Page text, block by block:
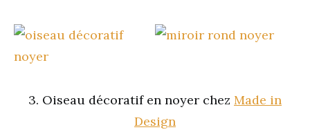
3. Oiseau décoratif en noyer chez Made in
Design